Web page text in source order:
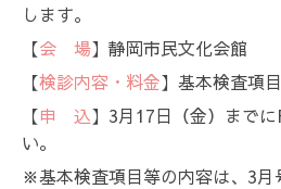
します。
【会 場】静岡市民文化会館
【検診内容・料金】基本検査項
【申 込】3月17日（金）まで
い。
※基本検査項目等の内容は、3月